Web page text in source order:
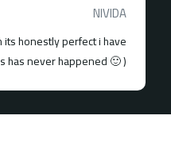
NIVIDA
its honestly perfect i have
has never happened 🙂 ) ,